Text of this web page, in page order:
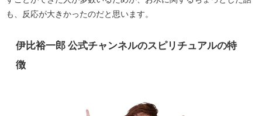
も、反応が大きかったのだと思います。
伊比裕一郎 公式チャンネルのスピリチュアルの特
徴